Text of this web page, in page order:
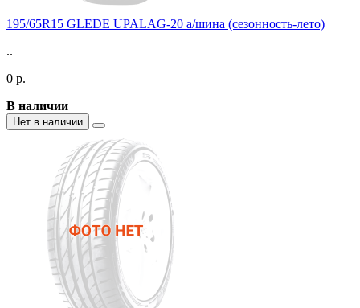
195/65R15 GLEDE UPALAG-20 а/шина (сезонность-лето)
..
0 р.
В наличии
Нет в наличии